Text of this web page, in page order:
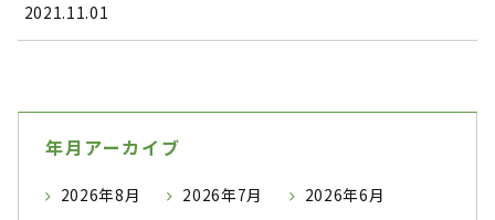
2021.11.01
年月アーカイブ
2026年8月 2026年7月
2026年6月